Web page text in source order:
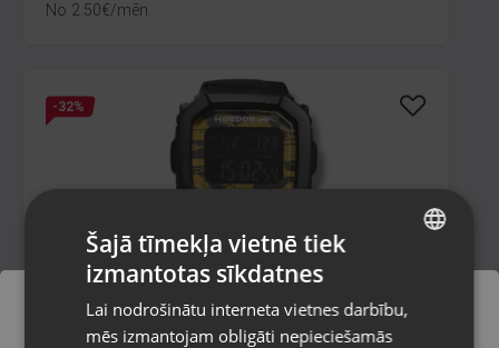
No 2.50€/mēn.
-32%
Reebok RV-POD-G9-PBPB-BY
Daugavpils, Saules iela 55
Stāvoklis Mazlietots (Garantija 12 mēneši)
RUSSIAN
Šajā tīmekļa vietnē tiek
izmantotas sīkdatnes
Lai nodrošinātu interneta vietnes darbību,
mēs izmantojam obligāti nepieciešamās